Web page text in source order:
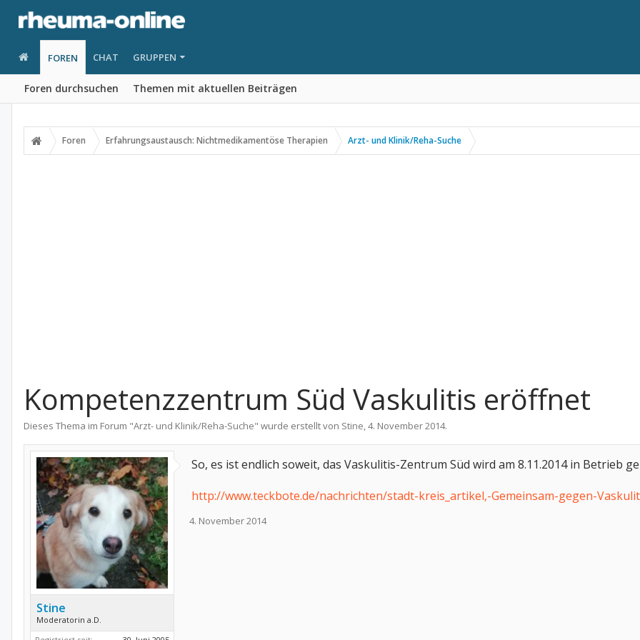
FOREN
Foren durchsuchen Themen mit aktuellen Beiträgen
CHAT GRUPPEN
Foren Erfahrungsaustausch: Nichtmedikamentöse Therapien Arzt- und Klinik/Reha-Suche
Kompetenzzentrum Süd Vaskulitis eröffnet
Dieses Thema im Forum "Arzt- und Klinik/Reha-Suche" wurde erstellt von Stine,4. November 2014.
Stine
Moderatorin a.D.
So, es ist endlich soweit, das Vaskulitis-Zentrum Süd wird am 8.11.2014 in Betrieb
http://www.teckbote.de/nachrichten/stadt-kreis_artikel,-Gemeinsam-gegen-
4. November 2014